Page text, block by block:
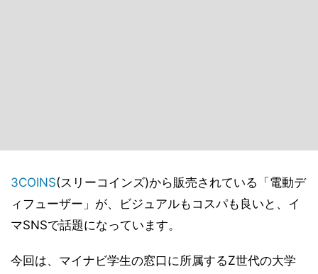
3COINS(スリーコインズ)から販売されている「電動デ
ィフューザー」が、ビジュアルもコスパも良いと、イ
マSNSで話題になっています。
今回は、マイナビ学生の窓口に所属するZ世代の大学